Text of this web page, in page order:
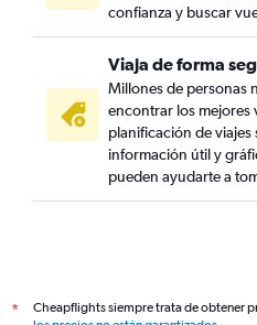
confianza y buscar
Viaja de forma
Millones de personas
encontrar los mejores
planificación de
información útil y
pueden ayudarte a
*
Cheapflights siempre trata de obtener